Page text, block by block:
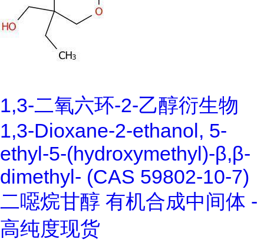
1,3-二氧六环-2-乙醇衍生物
1,3-Dioxane-2-ethanol, 5-
ethyl-5-(hydroxymethyl)-β,β-
dimethyl- (CAS 59802-10-7)
二噁烷甘醇 有机合成中间体 -
高纯度现货